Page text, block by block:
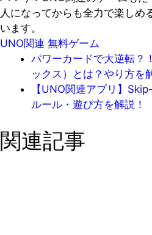
人になってからも全力で楽しめ
います。
UNO関連 無料ゲーム
パワーカードで大逆転？
ックス）とは？やり方を
【UNO関連アプリ】
ルール・遊び方を解説！
関連記事